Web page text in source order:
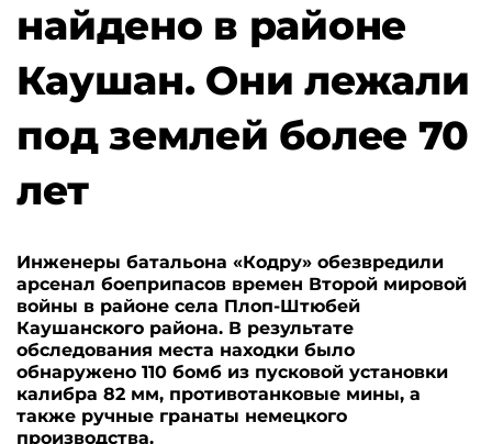
найдено в районе
Каушан. Они лежали
под землей более 70
лет
Инженеры батальона «Кодру» обезвредили
арсенал боеприпасов времен Второй мировой
войны в районе села Плоп-Штюбей
Каушанского района. В результате
обследования места находки было
обнаружено 110 бомб из пусковой установки
калибра 82 мм, противотанковые мины, а
также ручные гранаты немецкого
производства.